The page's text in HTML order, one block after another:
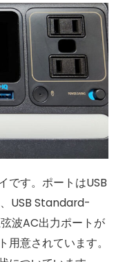
です。ポートはUSB
USB Standard-
波AC出力ポートが
意されています。